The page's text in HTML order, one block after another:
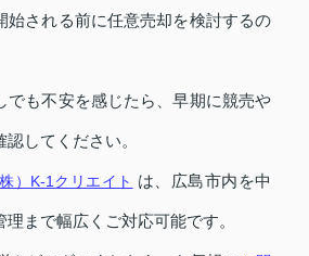
始される前に任意売却を検討するの
でも不安を感じたら、早期に競売や
してください。
）K-1クリエイト は、広島市内を中
まで幅広くご対応可能です。